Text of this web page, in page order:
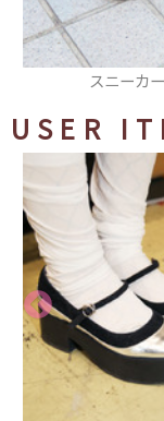
ヘアゴム
USER